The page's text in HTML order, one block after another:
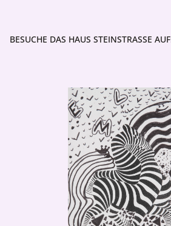
BESUCHE DAS HAUS STEINSTRASSE AUF: